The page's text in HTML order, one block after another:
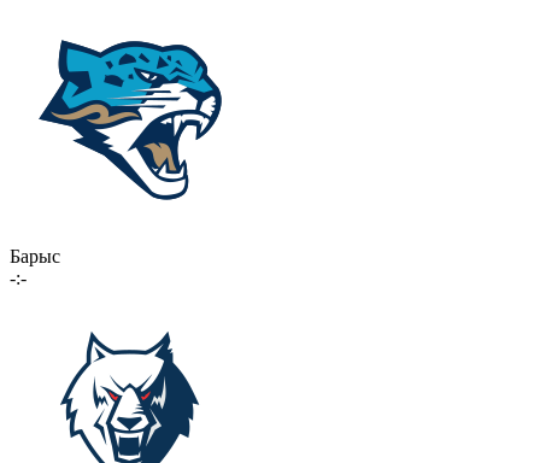
Барыс
-:-